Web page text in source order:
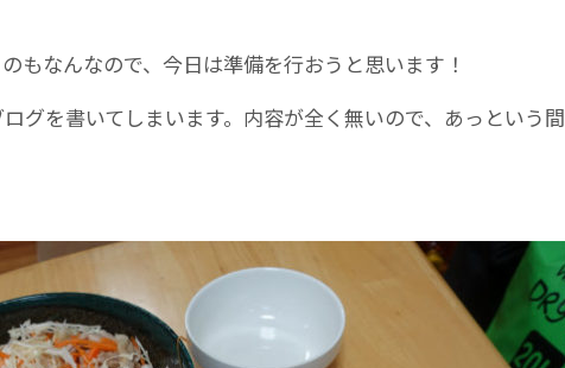
もなんなので、今日は準備を行おうと思います！
グを書いてしまいます。内容が全く無いので、あっという間